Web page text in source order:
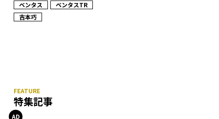
ベンタス
ベンタスTR
吉本巧
特集記事